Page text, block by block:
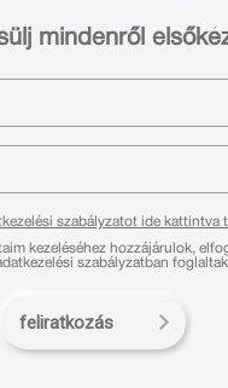
mindenről
szabályzatot ide kattintva
kezeléséhez hozzájárulok,
adatvédelmi és adatkezelési
feliratkozás